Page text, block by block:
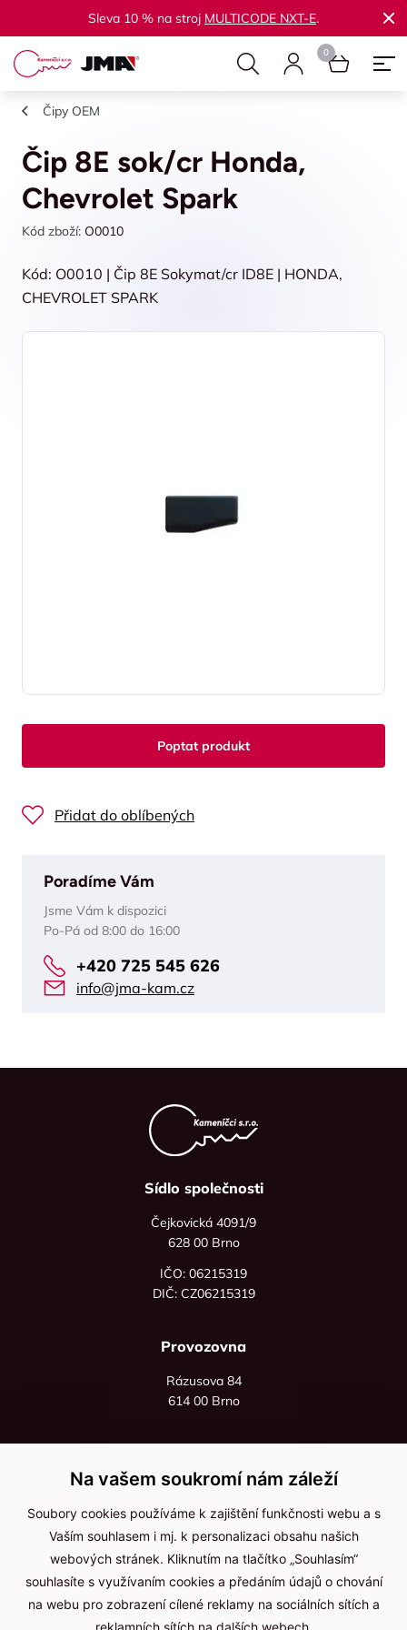
Sleva 10 % na stroj MULTICODE NXT-E.
Čipy OEM
Čip 8E sok/cr Honda,
Chevrolet Spark
Kód zboží: O0010
Kód: O0010 | Čip 8E Sokymat/cr ID8E | HONDA,
CHEVROLET SPARK
Poptat produkt
Přidat do oblíbených
Poradíme Vám
Jsme Vám k dispozici
Po-Pá od 8:00 do 16:00
+420 725 545 626
info@jma-kam.cz
Sídlo společnosti
Čejkovická 4091/9
628 00 Brno
IČO: 06215319
DIČ: CZ06215319
Provozovna
Rázusova 84
614 00 Brno
+420 736 535 066
Po - pá: 8:00 - 16:00
info@jma-kam.cz
Důležité informace
Na vašem soukromí nám záleží
Soubory cookies používáme k zajištění funkčnosti webu a s
Vaším souhlasem i mj. k personalizaci obsahu našich
webových stránek. Kliknutím na tlačítko „Souhlasím“
souhlasíte s využívaním cookies a předáním údajů o chování
na webu pro zobrazení cílené reklamy na sociálních sítích a
reklamních sítích na dalších webech.